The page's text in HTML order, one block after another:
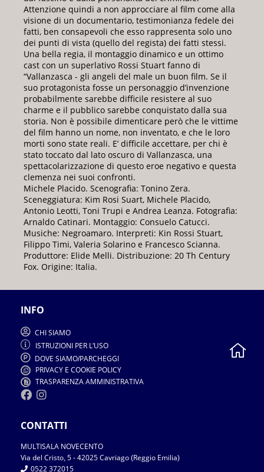
Attenzione quindi a non approcciare al film come alla
visione di un documentario, testimonianza fedele dei
fatti, ben consapevoli che esso rappresenta solo uno
dei punti di vista (quello del regista) dei fatti stessi.
Una bella regia, il montaggio dinamico e un ottimo
cast con un superlativo Rossi Stuart fanno di
“Vallanzasca - gli angeli del male un buon film. Se il
suo protagonista fosse un personaggio d’invenzione
probabilmente sarebbe difficile resistere al suo
charme e il pubblico sarebbe conquistato dalla sua
storia. Non è possibile dimenticare però che le vittime
del film hanno un nome, non inventato, e che le loro
morti sono state reali. E’ difficile accettare, per chi è
stato toccato dal lato oscuro di Vallanzasca, una
spettacolarizzazione di questo eroe negativo e questa
clemenza nei suoi confronti.
Michele Placido. Scenografia: Tonino Zera.
Sceneggiatura: Kim Rosi Suart, Michele Placido,
Antonio Leotti, Toni Trupi e Andrea Leanza. Fotografia:
Arnaldo Catinari. Montaggio: Consuelo Catucci.
Musiche: Negroamaro. Interpreti: Kin Rossi Stuart,
Filippo Timi, Valeria Solarino e Francesco Scianna.
Produttore: Elide Melli. Distribuzione: 20 Th Century
Fox. Origine: Italia.
INFO
CHI SIAMO
ISTRUZIONI PER L'USO
DOVE SIAMO/PARCHEGGI
PRIVACY E COOKIE POLICY
TRASPARENZA AMMINISTRATIVA
CONTATTI
MULTISALA NOVECENTO
Via del Cristo, 5 - 42025 Cavriago (Reggio Emilia)
0522 372015